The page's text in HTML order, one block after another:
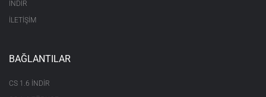
İNDİR
İLETİŞİM
BAĞLANTILAR
CS 1.6 INDIR